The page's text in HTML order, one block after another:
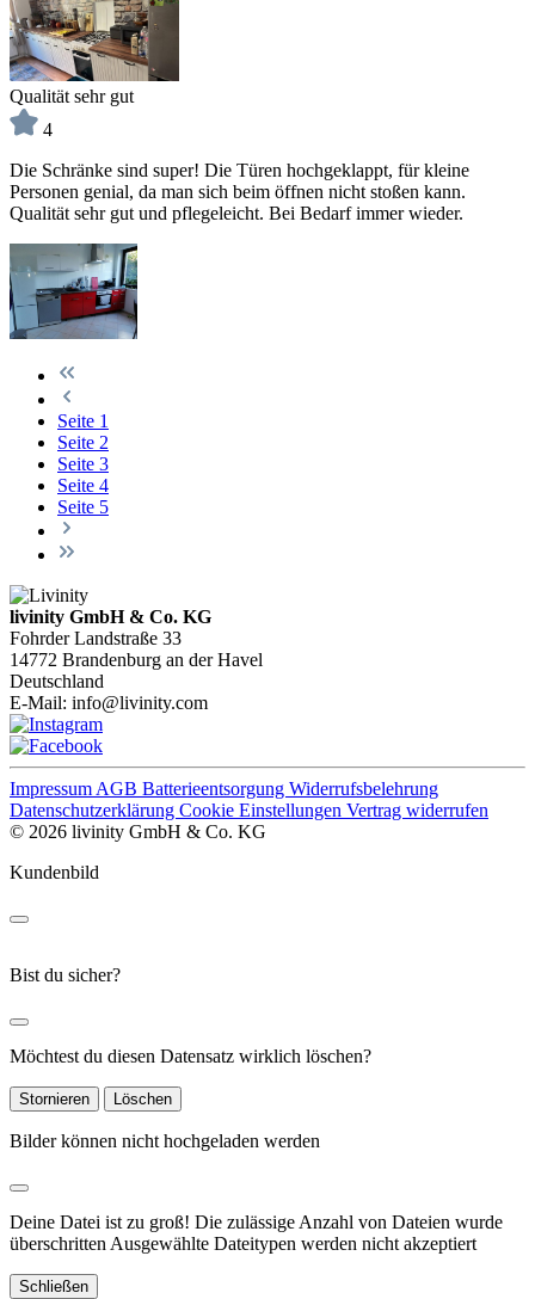
Qualität sehr gut
4
Die Schränke sind super! Die Türen hochgeklappt, für kleine
Personen genial, da man sich beim öffnen nicht stoßen kann.
Qualität sehr gut und pflegeleicht. Bei Bedarf immer wieder.
Seite 1
Seite 2
Seite 3
Seite 4
Seite 5
livinity GmbH & Co. KG
Fohrder Landstraße 33
14772 Brandenburg an der Havel
Deutschland
E-Mail: info@livinity.com
Impressum AGB Batterieentsorgung Widerrufsbelehrung
Datenschutzerklärung Cookie Einstellungen Vertrag widerrufen
© 2026 livinity GmbH & Co. KG
Kundenbild
Bist du sicher?
Möchtest du diesen Datensatz wirklich löschen?
Stornieren Löschen
Bilder können nicht hochgeladen werden
Deine Datei ist zu groß! Die zulässige Anzahl von Dateien wurde
überschritten Ausgewählte Dateitypen werden nicht akzeptiert
Schließen